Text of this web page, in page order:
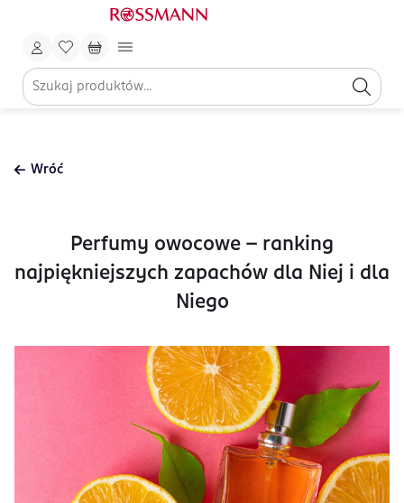
Wróć
Perfumy owocowe – ranking
najpiękniejszych zapachów dla Niej i dla
Niego